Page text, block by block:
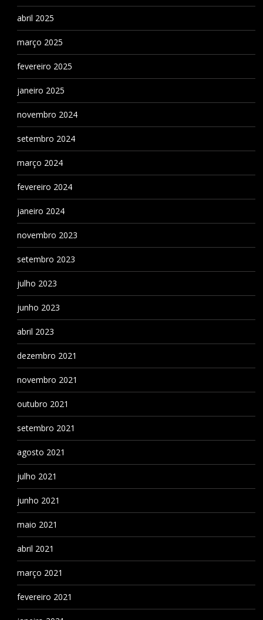
abril 2025
março 2025
fevereiro 2025
janeiro 2025
novembro 2024
setembro 2024
março 2024
fevereiro 2024
janeiro 2024
novembro 2023
setembro 2023
julho 2023
junho 2023
abril 2023
dezembro 2021
novembro 2021
outubro 2021
setembro 2021
agosto 2021
julho 2021
junho 2021
maio 2021
abril 2021
março 2021
fevereiro 2021